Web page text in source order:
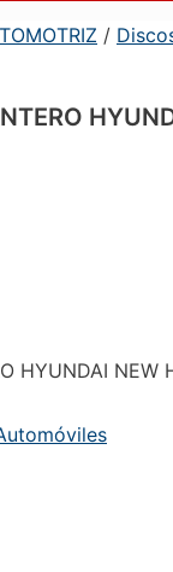
/
HYUNDAI